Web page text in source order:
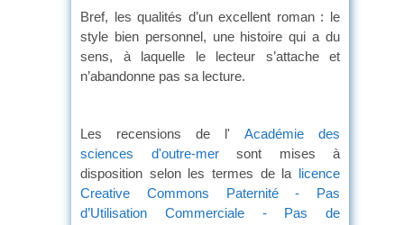
Bref, les qualités d’un excellent roman : le
style bien personnel, une histoire qui a du
sens, à laquelle le lecteur s’attache et
n’abandonne pas sa lecture.
Les recensions de l' Académie des
sciences d'outre-mersont mises à
disposition selon les termes de la licence
Creative Commons Paternité - Pas
d’Utilisation Commerciale - Pas de